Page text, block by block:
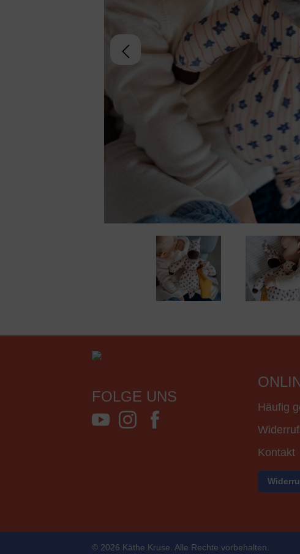
FOLGE UNS
Häufig
Kontakt
© 2026 Käthe Kruse. Alle Rechte vorbehalten.